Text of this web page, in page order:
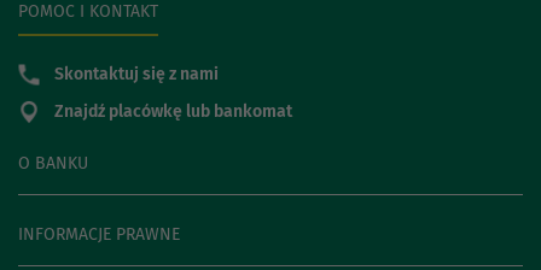
O BANKU
INFORMACJE PRAWNE
POMOC I KONTAKT
Skontaktuj się z nami
Znajdź placówkę lub bankomat